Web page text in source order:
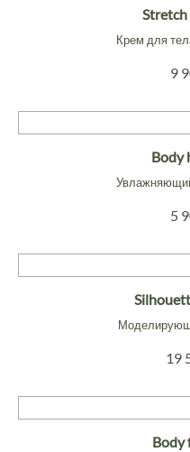
Stretch
Крем для
9
Body
5
19
Body